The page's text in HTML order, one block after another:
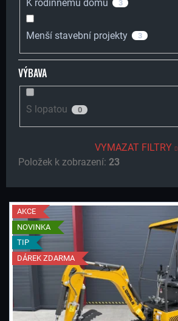
K rodinnému domu 3
Menší stavební projekty 3
VÝBAVA
S lopatou 0
VYMAZAT FILTRY
Položek k zobrazení: 23
V
Ý
P
AKCE
NOVINKA
TIP
DÁREK ZDARMA